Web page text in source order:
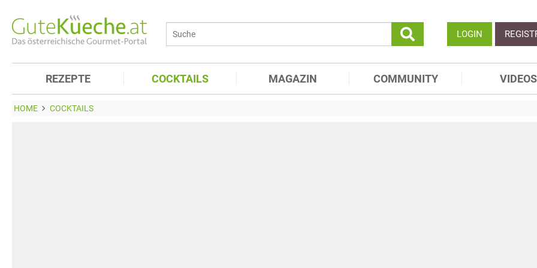
LOGIN
REZEPTE COCKTAILS MAGAZIN COMMUNITY VIDEOS
HOME COCKTAILS